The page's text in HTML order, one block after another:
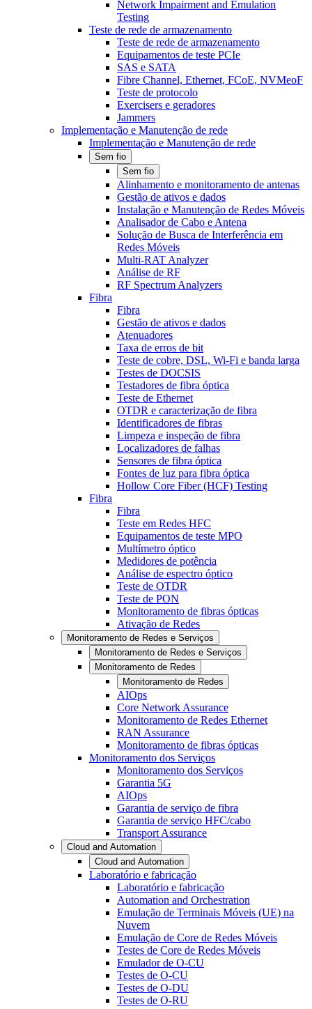
Network Impairment and Emulation
Testing
Teste de rede de armazenamento
Teste de rede de armazenamento
Equipamentos de teste PCIe
SAS e SATA
Fibre Channel, Ethernet, FCoE, NVMeoF
Teste de protocolo
Exercisers e geradores
Jammers
Implementação e Manutenção de rede
Implementação e Manutenção de rede
Sem fio
Sem fio
Alinhamento e monitoramento de antenas
Gestão de ativos e dados
Instalação e Manutenção de Redes Móveis
Analisador de Cabo e Antena
Solução de Busca de Interferência em
Redes Móveis
Multi-RAT Analyzer
Análise de RF
RF Spectrum Analyzers
Fibra
Fibra
Gestão de ativos e dados
Atenuadores
Taxa de erros de bit
Teste de cobre, DSL, Wi-Fi e banda larga
Testes de DOCSIS
Testadores de fibra óptica
Teste de Ethernet
OTDR e caracterização de fibra
Identificadores de fibras
Limpeza e inspeção de fibra
Localizadores de falhas
Sensores de fibra óptica
Fontes de luz para fibra óptica
Hollow Core Fiber (HCF) Testing
Fibra
Fibra
Teste em Redes HFC
Equipamentos de teste MPO
Multímetro óptico
Medidores de potência
Análise de espectro óptico
Teste de OTDR
Teste de PON
Monitoramento de fibras ópticas
Ativação de Redes
Monitoramento de Redes e Serviços
Monitoramento de Redes e Serviços
Monitoramento de Redes
Monitoramento de Redes
AIOps
Core Network Assurance
Monitoramento de Redes Ethernet
RAN Assurance
Monitoramento de fibras ópticas
Monitoramento dos Serviços
Monitoramento dos Serviços
Garantia 5G
AIOps
Garantia de serviço de fibra
Garantia de serviço HFC/cabo
Transport Assurance
Cloud and Automation
Cloud and Automation
Laboratório e fabricação
Laboratório e fabricação
Automation and Orchestration
Emulação de Terminais Móveis (UE) na
Nuvem
Emulação de Core de Redes Móveis
Testes de Core de Redes Móveis
Emulador de O-CU
Testes de O-CU
Testes de O-DU
Testes de O-RU